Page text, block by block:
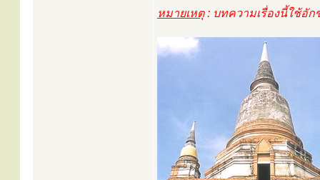
หมายเหตุ: บทความเรื่องนี้ใช้อั